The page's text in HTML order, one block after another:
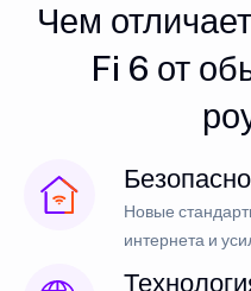
Чем
Fi 6 от
Новые
интернета и